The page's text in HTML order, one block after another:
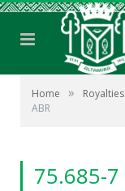
Home » Royalties
ABR
75.685-7